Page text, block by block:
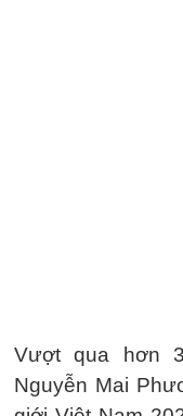
Vượt qua hơn
Nguyễn Mai